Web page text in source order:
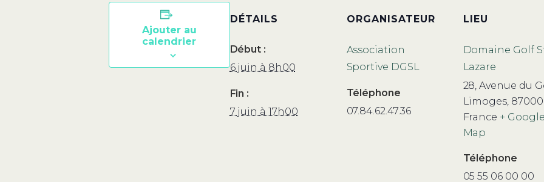
Ajouter au
calendrier
DÉTAILS
Début :
6 juin à 8h00
Fin :
7 juin à 17h00
ORGANISATEUR
Association
Sportive DGSL
Téléphone
07.84.62.47.36
LIEU
Domaine Golf
Lazare
28, Avenue du
Limoges, 87000
France + Google
Map
Téléphone
05 55 06 00 00